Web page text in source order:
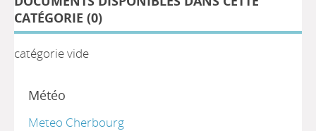
CATÉGORIE (0)
catégorie vide
Météo
Meteo Cherbourg